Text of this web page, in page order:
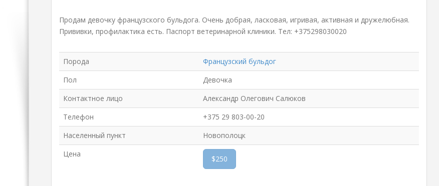
Продам девочку французского бульдога. Очень добрая, ласковая, игривая, активная и дружелюбная.
Прививки, профилактика есть. Паспорт ветеринарной клиники. Тел: +375298030020
Порода
Французский бульдог
Пол
Девочка
Контактное лицо
Александр Олегович Салюков
Телефон
+375 29 803-00-20
Населенный пункт
Новополоцк
Цена
$250